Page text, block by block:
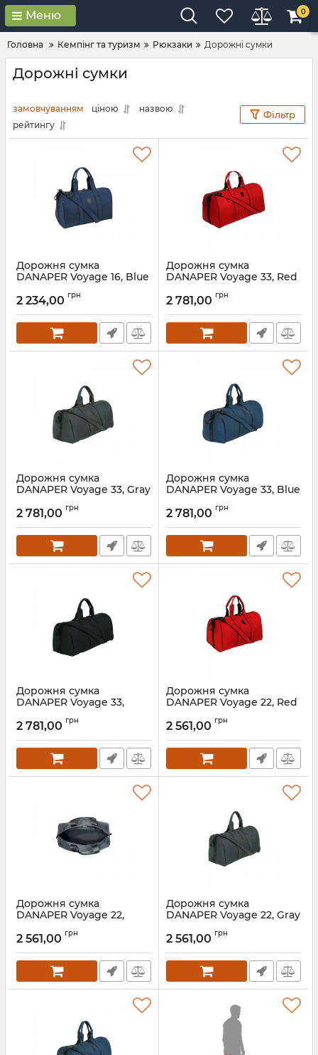
Меню 0
Головна Кемпінг та туризм Рюкзаки Дорожні сумки
Дорожні сумки
замовчуванням ціною
назвою
рейтингу
Фільтр
Дорожня сумка
DANAPER Voyage 16, Blue
2 234,00 грн
Дорожня сумка
DANAPER Voyage 33, Red
2 781,00 грн
Дорожня сумка
DANAPER Voyage 33, Gray
2 781,00 грн
Дорожня сумка
DANAPER Voyage 33, Blue
2 781,00 грн
Дорожня сумка
DANAPER Voyage 33,
2 781,00 грн
Дорожня сумка
DANAPER Voyage 22, Red
2 561,00 грн
Дорожня сумка
DANAPER Voyage 22,
2 561,00 грн
Дорожня сумка
DANAPER Voyage 22, Gray
2 561,00 грн